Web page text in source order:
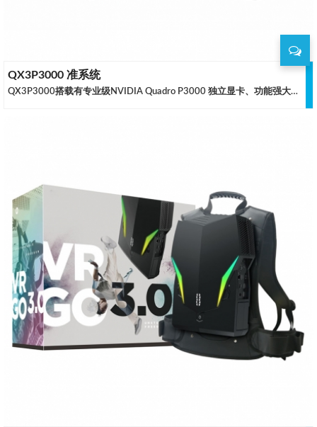
QX3P3000 准系统
QX3P3000搭载有专业级NVIDIA Quadro P3000 独立显卡、功能强大的intel Xeon E-2136处理器、对ECC SODIMM内存的支持以及杀手级网络，能够为要求高的创造性、科学性或金融计算项目和工作提供最佳性能。